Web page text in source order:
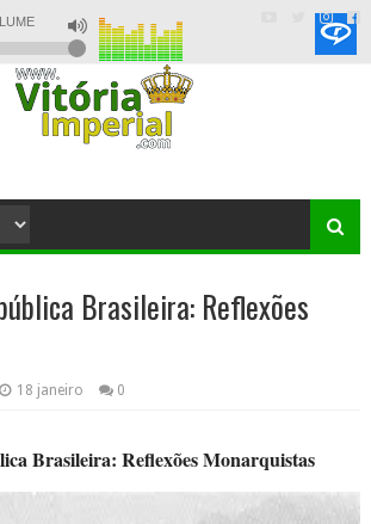
Brasileira: Reflexões
18 janeiro 0
Brasileira: Reflexões Monarquistas